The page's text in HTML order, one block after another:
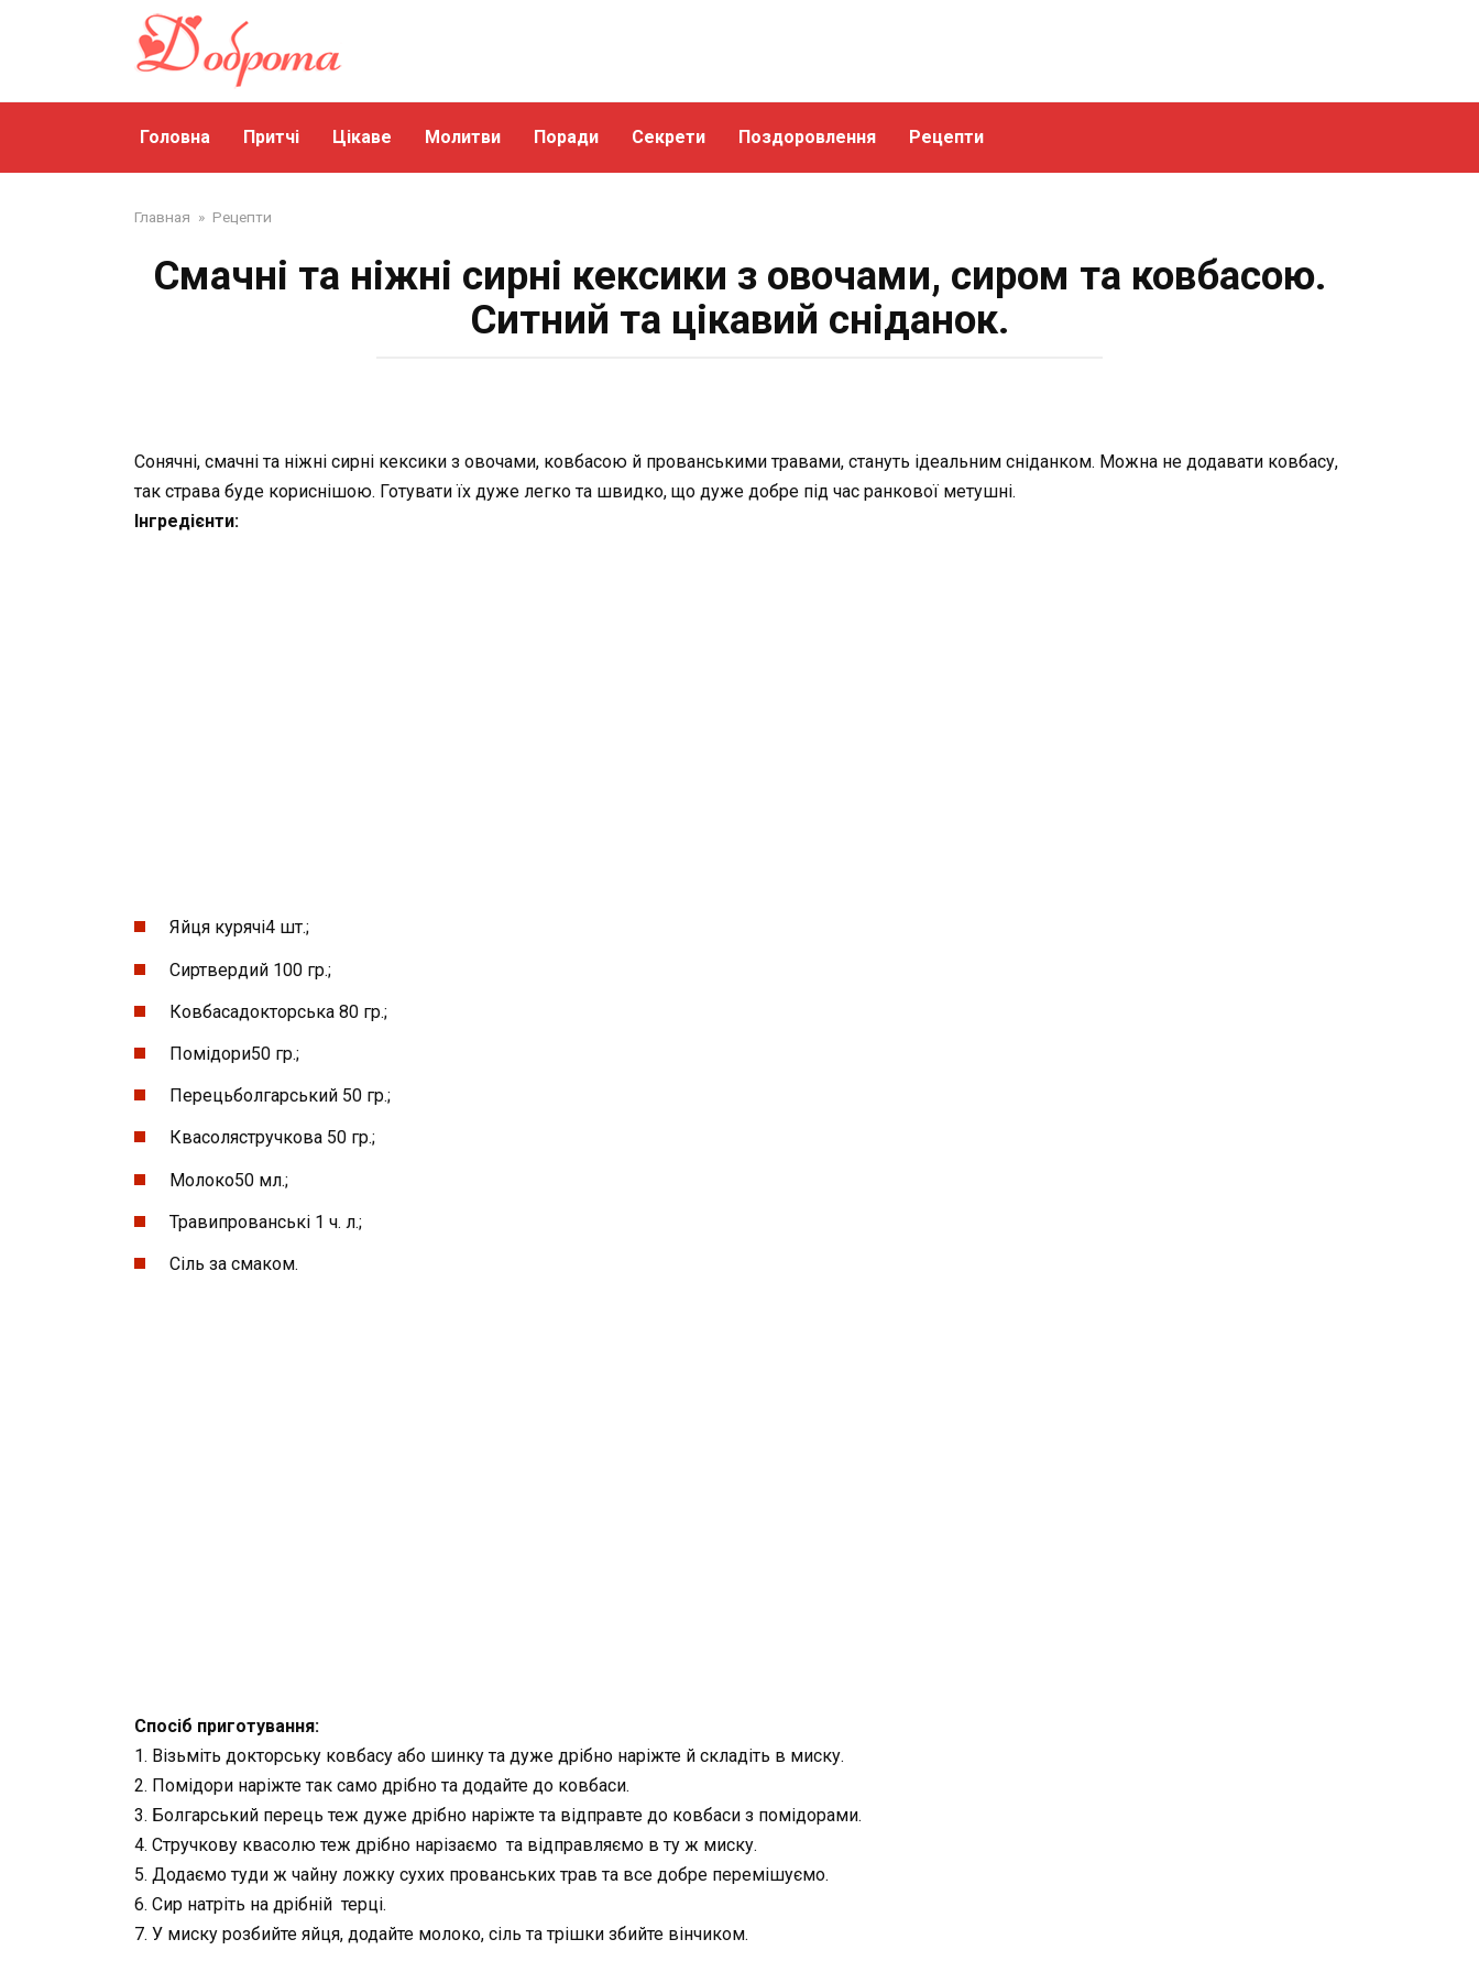
Головна Притчі Цікаве Молитви Поради Секрети Поздоровлення Рецепти
Главная » Рецепти
Смачні та ніжні сирні кексики з овочами, сиром та ковбасою.
Ситний та цікавий сніданок.
Сонячні, смачні та ніжні сирні кексики з овочами, ковбасою й прованськими травами, стануть ідеальним сніданком. Можна не додавати ковбасу,
так страва буде кориснішою. Готувати їх дуже легко та швидко, що дуже добре під час ранкової метушні.
Інгредієнти:
Яйця курячі4 шт.;
Сиртвердий 100 гр.;
Ковбасадокторська 80 гр.;
Помідори50 гр.;
Перецьболгарський 50 гр.;
Квасолястручкова 50 гр.;
Молоко50 мл.;
Травипрованські 1 ч. л.;
Сіль за смаком.
Спосіб приготування:
1. Візьміть докторську ковбасу або шинку та дуже дрібно наріжте й складіть в миску.
2. Помідори наріжте так само дрібно та додайте до ковбаси.
3. Болгарський перець теж дуже дрібно наріжте та відправте до ковбаси з помідорами.
4. Стручкову квасолю теж дрібно нарізаємо та відправляємо в ту ж миску.
5. Додаємо туди ж чайну ложку сухих прованських трав та все добре перемішуємо.
6. Сир натріть на дрібній терці.
7. У миску розбийте яйця, додайте молоко, сіль та трішки збийте вінчиком.